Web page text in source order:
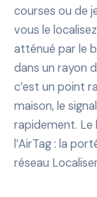
courses ou de
vous le
atténué par le
dans un rayon
c’est un point
maison, le
rapidement. Le
l’AirTag : la
réseau